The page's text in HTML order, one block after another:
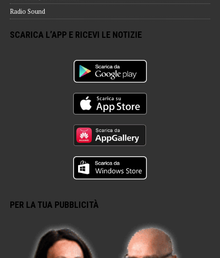
Radio Sound
SCARICA L’APP E RICEVI LE NOTIZIE
PER LA TUA PUBBLICITÀ